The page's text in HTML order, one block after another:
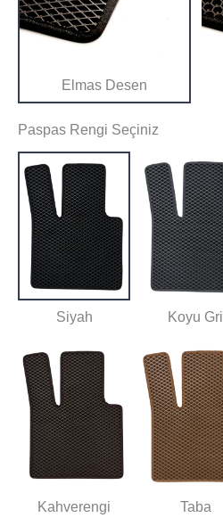
Elmas Desen
Paspas Rengi Seçiniz
Siyah Koyu Gri
Kahverengi Taba